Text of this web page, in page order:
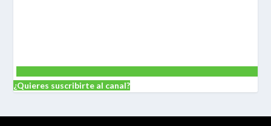
¿Quieres suscribirte al canal?